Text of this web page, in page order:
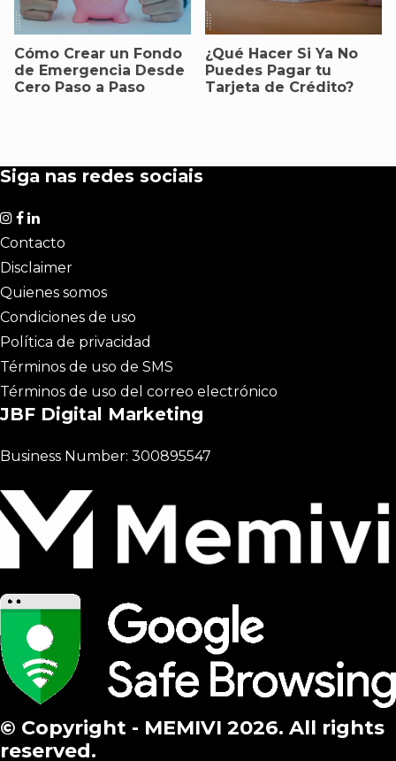
Cómo Crear un Fondo
de Emergencia Desde
Cero Paso a Paso
¿Qué Hacer Si Ya No
Puedes Pagar tu
Tarjeta de Crédito?
Siga nas redes sociais
Contacto
Disclaimer
Quienes somos
Condiciones de uso
Política de privacidad
Términos de uso de SMS
Términos de uso del correo electrónico
JBF Digital Marketing
Business Number: 300895547
© Copyright - MEMIVI 2026. All rights
reserved.